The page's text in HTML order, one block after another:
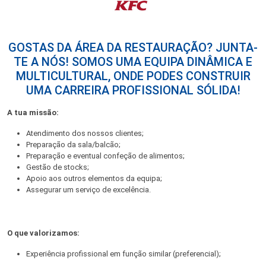
GOSTAS DA ÁREA DA RESTAURAÇÃO? JUNTA-
TE A NÓS! SOMOS UMA EQUIPA DINÂMICA E
MULTICULTURAL, ONDE PODES CONSTRUIR
UMA CARREIRA PROFISSIONAL SÓLIDA!
A tua missão:
Atendimento dos nossos clientes;
Preparação da sala/balcão;
Preparação e eventual confeção de alimentos;
Gestão de stocks;
Apoio aos outros elementos da equipa;
Assegurar um serviço de excelência.
O que valorizamos:
Experiência profissional em função similar (preferencial);